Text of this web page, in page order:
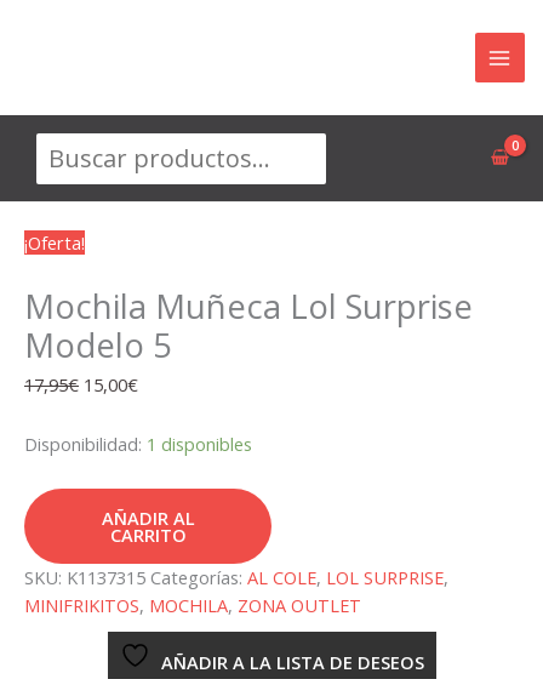
Buscar
¡Oferta!
Mochila Muñeca Lol Surprise
Modelo 5
17,95€ El
original
17,95€.
15,00€El
actual
15,00€.
Disponibilidad: 1 disponibles
Mochila
Muñeca
AÑADIR AL
CARRITO
SKU: K1137315 Categorías: AL COLE, LOL SURPRISE,
MINIFRIKITOS, MOCHILA, ZONA OUTLET
AÑADIR A LA LISTA DE DESEOS